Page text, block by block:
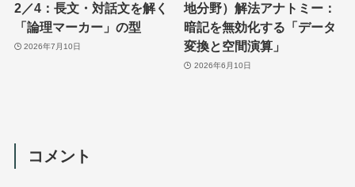
2／4：長文・対話文を解く
「論理マーカー」の型
2026年7月10日
地分野）解法アナトミー：
暗記を無効化する「データ
変換と空間演算」
2026年6月10日
コメント